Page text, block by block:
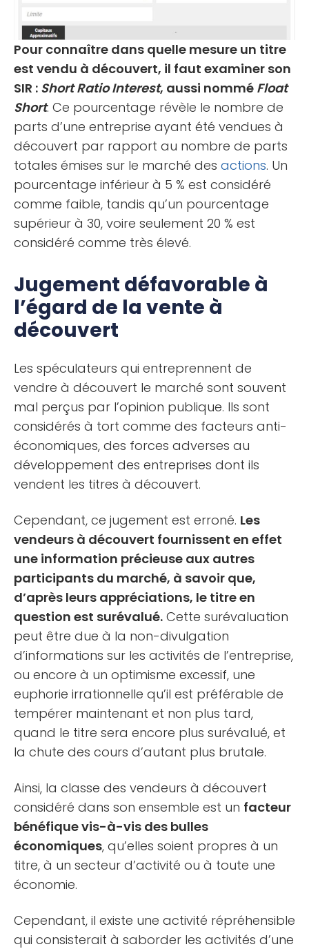
Pour connaître dans quelle mesure un titre
est vendu à découvert, il faut examiner son
SIR : Short Ratio Interest, aussi nommé Float
Short. Ce pourcentage révèle le nombre de
parts d’une entreprise ayant été vendues à
découvert par rapport au nombre de parts
totales émises sur le marché des actions. Un
pourcentage inférieur à 5 % est considéré
comme faible, tandis qu’un pourcentage
supérieur à 30, voire seulement 20 % est
considéré comme très élevé.
Jugement défavorable à
l’égard de la vente à
découvert
Les spéculateurs qui entreprennent de
vendre à découvert le marché sont souvent
mal perçus par l’opinion publique. Ils sont
considérés à tort comme des facteurs anti-
économiques, des forces adverses au
développement des entreprises dont ils
vendent les titres à découvert.
Cependant, ce jugement est erroné. Les
vendeurs à découvert fournissent en effet
une information précieuse aux autres
participants du marché, à savoir que,
d’après leurs appréciations, le titre en
question est surévalué. Cette surévaluation
peut être due à la non-divulgation
d’informations sur les activités de l’entreprise,
ou encore à un optimisme excessif, une
euphorie irrationnelle qu’il est préférable de
tempérer maintenant et non plus tard,
quand le titre sera encore plus surévalué, et
la chute des cours d’autant plus brutale.
Ainsi, la classe des vendeurs à découvert
considéré dans son ensemble est un facteur
bénéfique vis-à-vis des bulles
économiques, qu’elles soient propres à un
titre, à un secteur d’activité ou à toute une
économie.
Cependant, il existe une activité répréhensible
qui consisterait à saborder les activités d’une